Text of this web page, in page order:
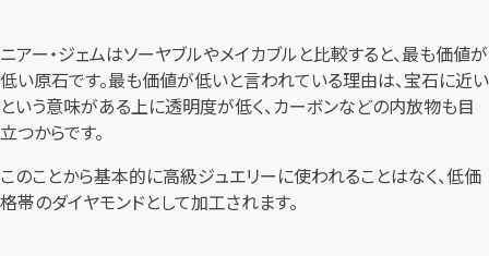
ニアー・ジェムはソーヤブルやメイカブルと比較すると、最も価値が
低い原石です。最も価値が低いと言われている理由は、宝石に近い
という意味がある上に透明度が低く、カーボンなどの内放物も目
立つからです。
このことから基本的に高級ジュエリーに使われることはなく、低価
格帯のダイヤモンドとして加工されます。